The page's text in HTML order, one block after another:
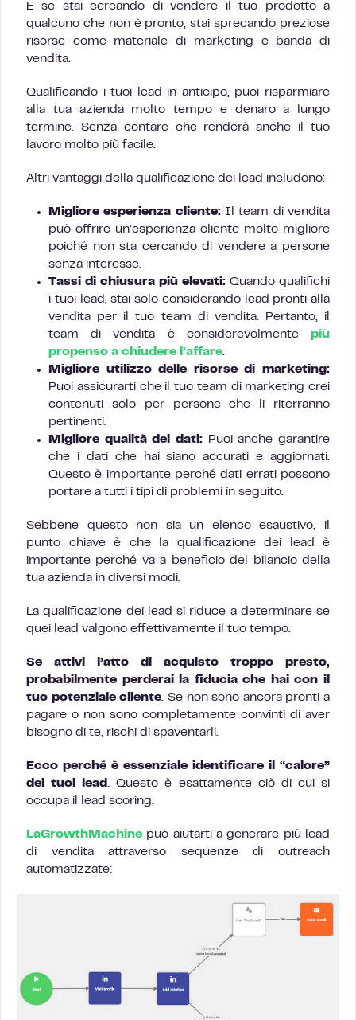
E se stai cercando di vendere il tuo prodotto a
qualcuno che non è pronto, stai sprecando preziose
risorse come materiale di marketing e banda di
vendita.
Qualificando i tuoi lead in anticipo, puoi risparmiare
alla tua azienda molto tempo e denaro a lungo
termine. Senza contare che renderà anche il tuo
lavoro molto più facile.
Altri vantaggi della qualificazione dei lead includono:
Migliore esperienza cliente:Il team di vendita
può offrire un’esperienza cliente molto migliore
poiché non sta cercando di vendere a persone
senza interesse.
Tassi di chiusura più elevati: Quando qualifichi
i tuoi lead, stai solo considerando lead pronti alla
vendita per il tuo team di vendita. Pertanto, il
team di vendita è considerevolmente più
propenso a chiudere l’affare.
Migliore utilizzo delle risorse di marketing:
Puoi assicurarti che il tuo team di marketing crei
contenuti solo per persone che li riterranno
pertinenti.
Migliore qualità dei dati: Puoi anche garantire
che i dati che hai siano accurati e aggiornati.
Questo è importante perché dati errati possono
portare a tutti i tipi di problemi in seguito.
Sebbene questo non sia un elenco esaustivo, il
punto chiave è che la qualificazione dei lead è
importante perché va a beneficio del bilancio della
tua azienda in diversi modi.
La qualificazione dei lead si riduce a determinare se
quei lead valgono effettivamente il tuo tempo.
Se attivi l’atto di acquisto troppo presto,
probabilmente perderai la fiducia che hai con il
tuo potenziale cliente. Se non sono ancora pronti a
pagare o non sono completamente convinti di aver
bisogno di te, rischi di spaventarli.
Ecco perché è essenziale identificare il “calore”
dei tuoi lead. Questo è esattamente ciò di cui si
occupa il lead scoring.
LaGrowthMachine può aiutarti a generare più lead
di vendita attraverso sequenze di outreach
automatizzate: